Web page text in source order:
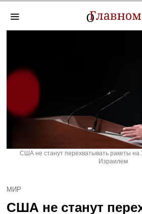
США не станут перехватывать ракеты на
Израилем
МИР
США не станут